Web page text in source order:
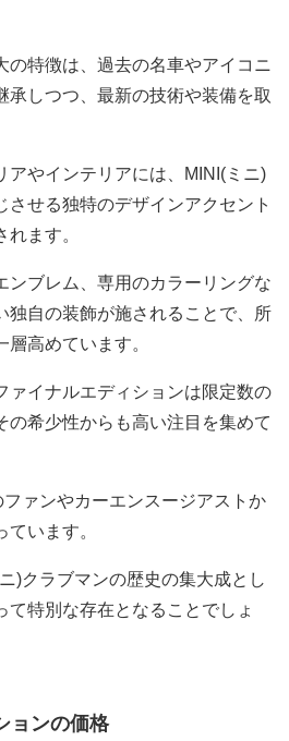
の特徴は、過去の名車やアイコニ
承しつつ、最新の技術や装備を取
アやインテリアには、MINI(ミニ)
させる独特のデザインアクセント
ます。
ンブレム、専用のカラーリングな
独自の装飾が施されることで、所
高めています。
ァイナルエディションは限定数の
の希少性からも高い注目を集めて
ァンやカーエンスージアストか
います。
)クラブマンの歴史の集大成とし
て特別な存在となることでしょ
ョンの価格